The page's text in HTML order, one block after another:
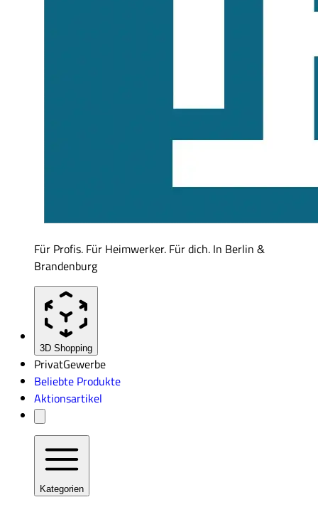
Für Profis. Für Heimwerker. Für dich. In Berlin &
Brandenburg
3D Shopping
PrivatGewerbe
Beliebte Produkte
Aktionsartikel
Kategorien